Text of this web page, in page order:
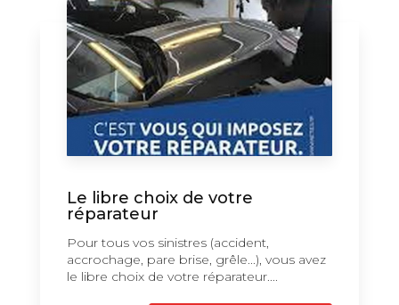
Le libre choix de votre
réparateur
Pour tous vos sinistres (accident,
accrochage, pare brise, grêle...), vous avez
le libre choix de votre réparateur....